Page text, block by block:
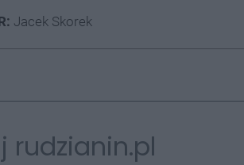
Jacek Skorek
rudzianin.pl